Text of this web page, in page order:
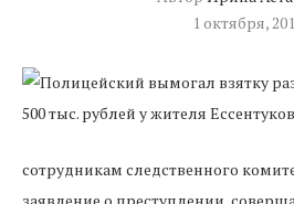
1 октября,
сотрудникам следственного